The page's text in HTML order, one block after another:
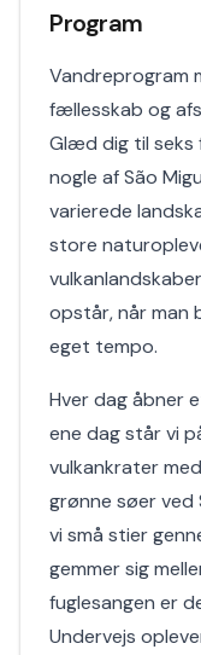
Program
Vandreprogram
fællesskab og
Glæd dig til seks
nogle af São
varierede
store
opstår, når man
eget tempo.
Hver dag åbner
ene dag står vi
vulkankrater
grønne søer
vi små stier
gemmer sig
fuglesangen er
Undervejs